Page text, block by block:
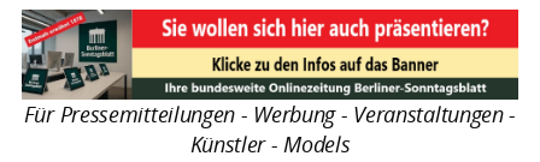
Für Pressemitteilungen - Werbung - Veranstaltungen -
Künstler - Models